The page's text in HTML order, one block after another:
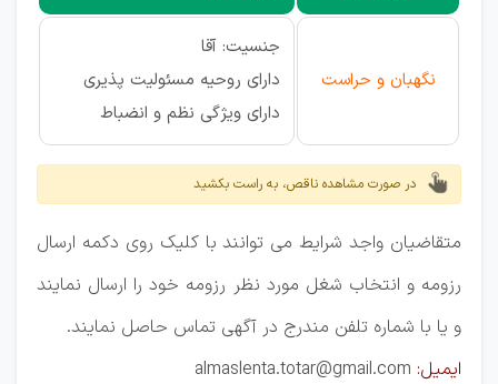
نگهبان و حراست
جنسیت: آقا
دارای روحیه مسئولیت پذیری
دارای ویژگی نظم و انضباط
در صورت مشاهده ناقص، به راست بکشید
متقاضیان واجد شرایط می توانند با کلیک روی دکمه ارسال
رزومه و انتخاب شغل مورد نظر رزومه خود را ارسال نمایند
و یا با شماره تلفن مندرج در آگهی تماس حاصل نمایند.
ایمیل: